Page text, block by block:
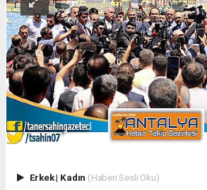
Erkek| Kadın (Haberi Sesli Oku)